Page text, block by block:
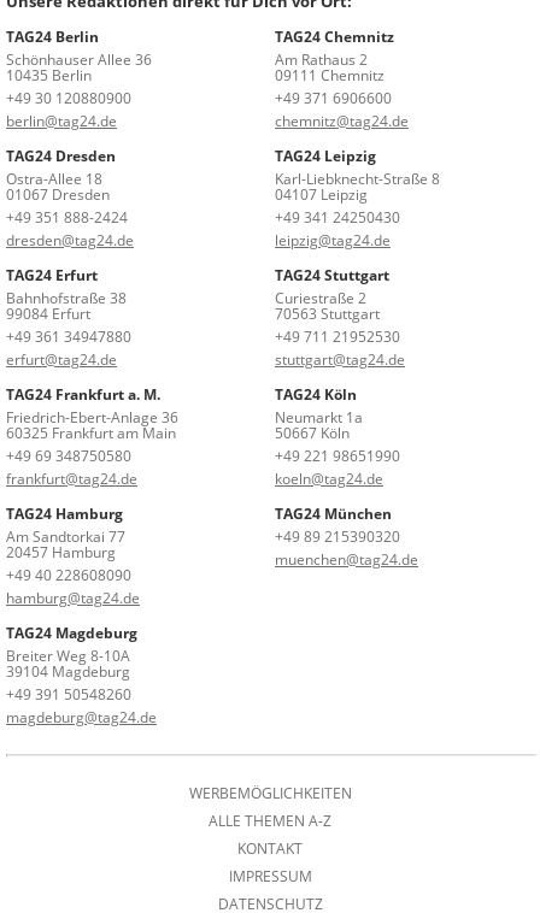
TAG24 Berlin
Schönhauser Allee 36
10435 Berlin
+49 30 120880900
berlin@tag24.de
TAG24 Chemnitz
Am Rathaus 2
09111 Chemnitz
+49 371 6906600
chemnitz@tag24.de
TAG24 Dresden
Ostra-Allee 18
01067 Dresden
+49 351 888-2424
dresden@tag24.de
TAG24 Leipzig
Karl-Liebknecht-Straße 8
04107 Leipzig
+49 341 24250430
leipzig@tag24.de
TAG24 Erfurt
Bahnhofstraße 38
99084 Erfurt
+49 361 34947880
erfurt@tag24.de
TAG24 Stuttgart
Curiestraße 2
70563 Stuttgart
+49 711 21952530
stuttgart@tag24.de
TAG24 Frankfurt a. M.
Friedrich-Ebert-Anlage 36
60325 Frankfurt am Main
+49 69 348750580
frankfurt@tag24.de
TAG24 Köln
Neumarkt 1a
50667 Köln
+49 221 98651990
koeln@tag24.de
TAG24 Hamburg
Am Sandtorkai 77
20457 Hamburg
+49 40 228608090
hamburg@tag24.de
TAG24 München
+49 89 215390320
muenchen@tag24.de
TAG24 Magdeburg
Breiter Weg 8-10A
39104 Magdeburg
+49 391 50548260
magdeburg@tag24.de
WERBEMÖGLICHKEITEN
ALLE THEMEN A-Z
KONTAKT
IMPRESSUM
DATENSCHUTZ